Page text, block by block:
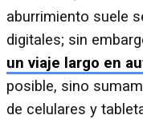
aburrimiento suele
digitales; sin
un viaje largo en
posible, sino
de celulares y